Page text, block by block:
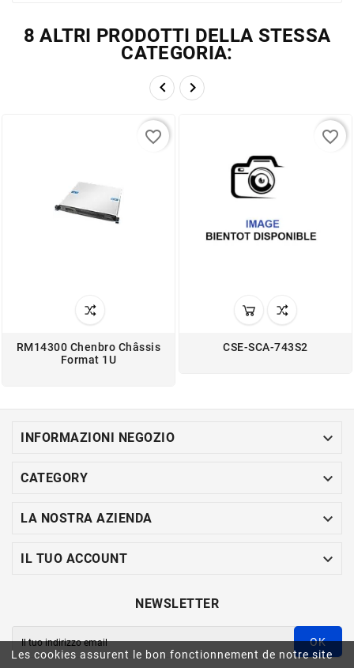
Les cookies assurent le bon fonctionnement de notre site
8 ALTRI PRODOTTI DELLA STESSA
CATEGORIA:
 
RM14300 Chenbro Châssis
Format 1U
favorite_border
CSE-SCA-743S2
favorite_border
INFORMAZIONI NEGOZIO 
CATEGORY 
LA NOSTRA AZIENDA 
IL TUO ACCOUNT 
NEWSLETTER
OK